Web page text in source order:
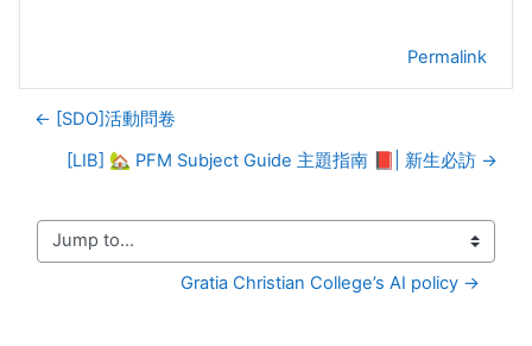
Permalink
← [SDO]活動問卷
[LIB] 🏡 PFM Subject Guide 主題指南 📕| 新生必訪 →
Jump to...
Gratia Christian College’s AI policy →